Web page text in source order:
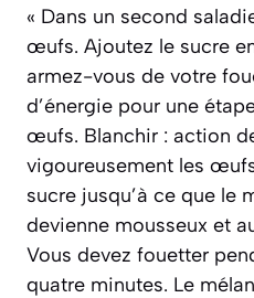
« Dans un second
œufs. Ajoutez le sucre
armez-vous de votre
d’énergie pour une
œufs. Blanchir : action
vigoureusement les
sucre jusqu’à ce que le
devienne mousseux et
Vous devez fouetter
quatre minutes. Le